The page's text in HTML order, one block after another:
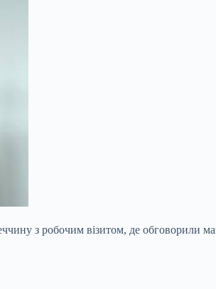
з робочим візитом, де